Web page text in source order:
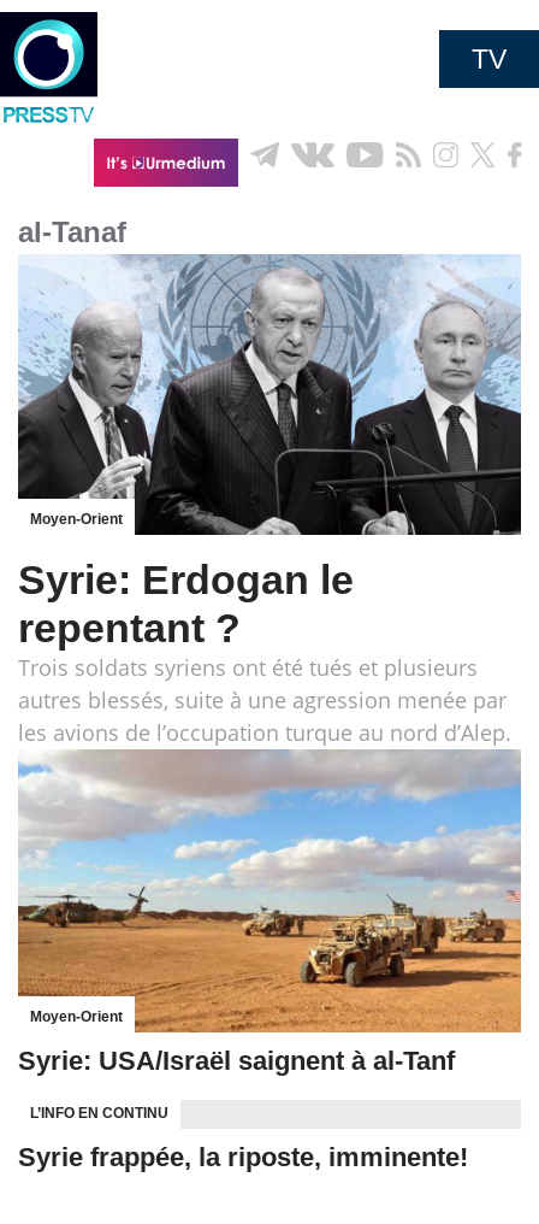
TV
al-Tanaf
Moyen-Orient
Syrie: Erdogan le
repentant ?
Trois soldats syriens ont été tués et plusieurs
autres blessés, suite à une agression menée par
les avions de l’occupation turque au nord d’Alep.
Moyen-Orient
Syrie: USA/Israël saignent à al-Tanf
L’INFO EN CONTINU
Syrie frappée, la riposte, imminente!